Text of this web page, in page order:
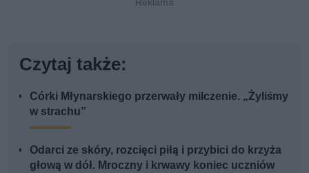
Czytaj także:
Córki Młynarskiego przerwały milczenie. „Żyliśmy
w strachu”
Odarci ze skóry, rozcięci piłą i przybici do krzyża
głową w dół. Mroczny i krwawy koniec uczniów